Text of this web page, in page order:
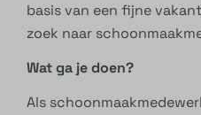
basis van een fijne
zoek naar
Wat ga je doen?
Als